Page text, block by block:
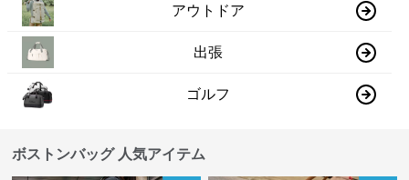
アウトドア
出張
ゴルフ
ボストンバッグ 人気アイテム